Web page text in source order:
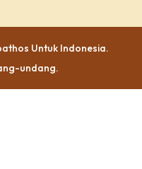
Untuk Indonesia.
undang.